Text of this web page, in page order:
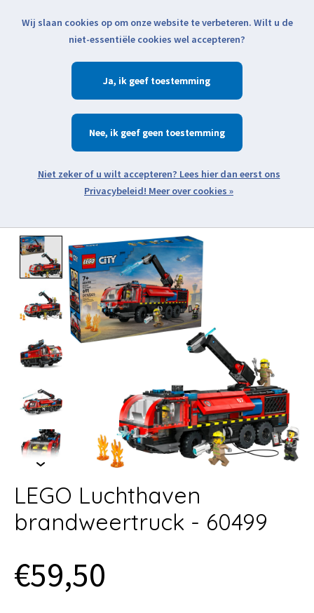
Klik voor actuele verzendinformatie...
Verlanglijst
Zoeken
Open webshop menu
Product image slideshow Items
LEGO Luchthaven
brandweertruck - 60499
€59,50
Wij slaan cookies op om onze website te verbeteren. Wilt u de
niet-essentiële cookies wel accepteren?
Ja
Nee
Meer over cookies »